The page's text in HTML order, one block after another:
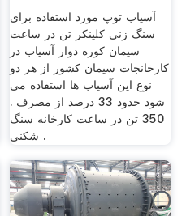
آسیاب توپ مورد استفاده برای
سنگ زنی کلینکر تن در ساعت
سیمان کوره دوار آسیاب در
کارخانجات سیمان کشور از هر دو
نوع این آسیاب ها استفاده می
شود حدود 33 درصد از مصرف .
350 تن در ساعت کارخانه سنگ
شکنی .